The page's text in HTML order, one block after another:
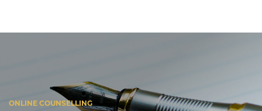
ONLINE COUNSELLING